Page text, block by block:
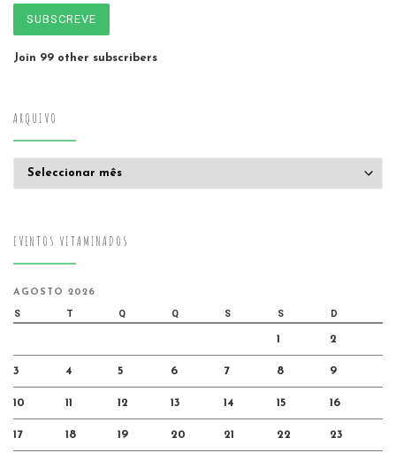
SUBSCREVE
Join 99 other subscribers
ARQUIVO
EVENTOS VITAMINADOS
AGOSTO 2026
S T Q Q S S D
1 2
3 4 5 6 7 8 9
10 11 12 13 14 15 16
17 18 19 20 21 22 23